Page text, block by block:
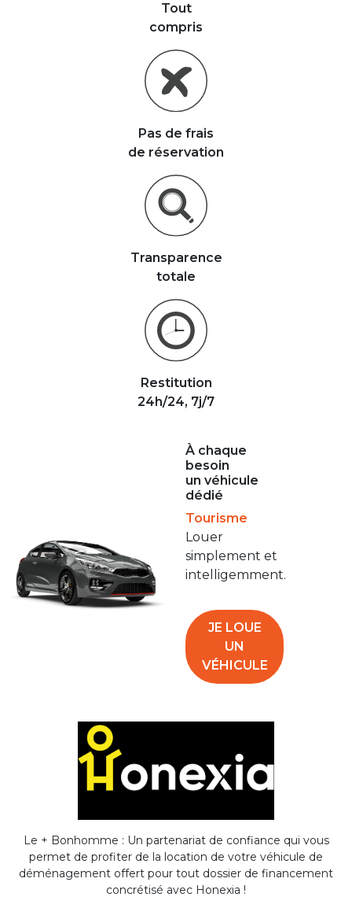
Tout
compris
Pas de frais
de réservation
Transparence
totale
Restitution
24h/24, 7j/7
À chaque
besoin
un véhicule
dédié
Tourisme
Louer
simplement et
intelligemment.
JE LOUE
UN
VÉHICULE
Le + Bonhomme : Un partenariat de confiance qui vous
permet de profiter de la location de votre véhicule de
déménagement offert pour tout dossier de financement
concrétisé avec Honexia !